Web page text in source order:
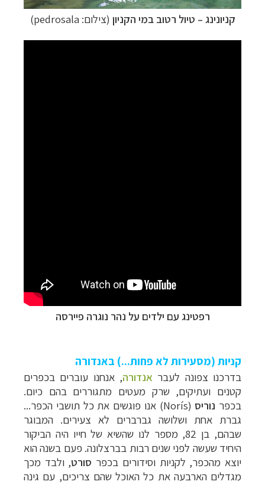
קניונינג – טיול רטוב במי הקניון (צילום: pedrosala)
רפטינג עם ילדים על נהר נוגרה פיירסה
קניות (מסעירות לא פחות...) באנדורה
בדרכנו צפונה לעבר אנדורה, אנחנו עוברים בכפרים
קטנים ועתיקים, שרק מעטים מתגוררים בהם כיום.
בכפר נוריס (
Norís) אנו פוגשים את כל תושבי הכפר...
גברת אחת ושלושה גברברים לא צעירים. המבוגר
שבהם, בן 82, מספר לנו שהשיא של חייו היה הביקור
היחיד שעשה לפני שנים רבות בברצלונה. פעם בשנה הוא
יוצא מהכפר, לקניות וסידורים בכפר סורט, ולבד מכך
מגדלים הארבעה את כל האוכל שהם צריכים, עם גינה